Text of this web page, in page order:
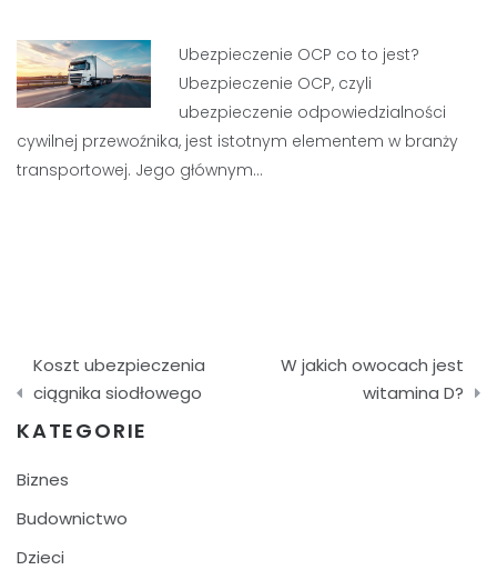
Ubezpieczenie OCP co to jest?
Ubezpieczenie OCP, czyli
ubezpieczenie odpowiedzialności
cywilnej przewoźnika, jest istotnym elementem w branży
transportowej. Jego głównym…
Nawigacja
wpisu
Koszt ubezpieczenia
ciągnika siodłowego
W jakich owocach jest
witamina D?
KATEGORIE
Biznes
Budownictwo
Dzieci